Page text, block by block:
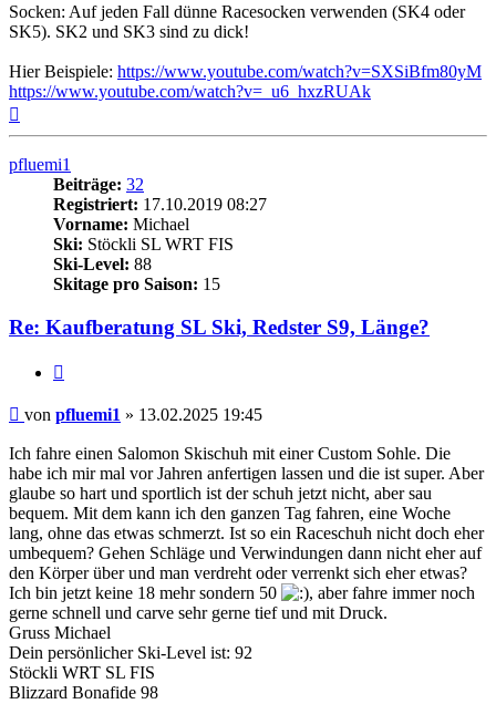
Socken: Auf jeden Fall dünne Racesocken verwenden (SK4 oder
SK5). SK2 und SK3 sind zu dick!
Hier Beispiele: https://www.youtube.com/watch?v=SXSiBfm80yM
https://www.youtube.com/watch?v=_u6_hxzRUAk
pfluemi1
Beiträge: 32
Registriert: 17.10.2019 08:27
Vorname: Michael
Ski: Stöckli SL WRT FIS
Ski-Level: 88
Skitage pro Saison: 15
Re: Kaufberatung SL Ski, Redster S9, Länge?
Beitrag
von pfluemi1 » 13.02.2025 19:45
Ich fahre einen Salomon Skischuh mit einer Custom Sohle. Die
habe ich mir mal vor Jahren anfertigen lassen und die ist super. Aber
glaube so hart und sportlich ist der schuh jetzt nicht, aber sau
bequem. Mit dem kann ich den ganzen Tag fahren, eine Woche
lang, ohne das etwas schmerzt. Ist so ein Raceschuh nicht doch eher
umbequem? Gehen Schläge und Verwindungen dann nicht eher auf
den Körper über und man verdreht oder verrenkt sich eher etwas?
Ich bin jetzt keine 18 mehr sondern 50
, aber fahre immer noch
gerne schnell und carve sehr gerne tief und mit Druck.
Gruss Michael
Dein persönlicher Ski-Level ist: 92
Stöckli WRT SL FIS
Blizzard Bonafide 98